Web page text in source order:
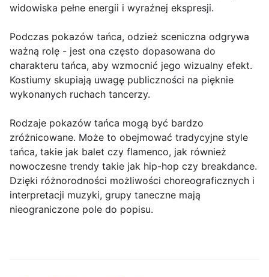
widowiska pełne energii i wyraźnej ekspresji.
Podczas pokazów tańca, odzież sceniczna odgrywa
ważną rolę - jest ona często dopasowana do
charakteru tańca, aby wzmocnić jego wizualny efekt.
Kostiumy skupiają uwagę publiczności na pięknie
wykonanych ruchach tancerzy.
Rodzaje pokazów tańca mogą być bardzo
zróżnicowane. Może to obejmować tradycyjne style
tańca, takie jak balet czy flamenco, jak również
nowoczesne trendy takie jak hip-hop czy breakdance.
Dzięki różnorodności możliwości choreograficznych i
interpretacji muzyki, grupy taneczne mają
nieograniczone pole do popisu.